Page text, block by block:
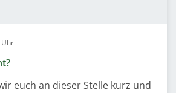
euch an dieser Stelle kurz und